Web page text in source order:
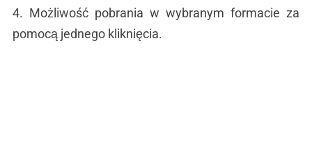
4. Możliwość pobrania w wybranym formacie za
pomocą jednego kliknięcia.